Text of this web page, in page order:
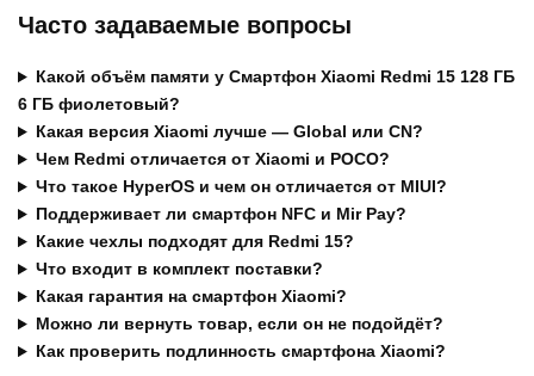
Часто задаваемые вопросы
Какой объём памяти у Смартфон Xiaomi Redmi 15 128 ГБ
6 ГБ фиолетовый?
Какая версия Xiaomi лучше — Global или CN?
Чем Redmi отличается от Xiaomi и POCO?
Что такое HyperOS и чем он отличается от MIUI?
Поддерживает ли смартфон NFC и Mir Pay?
Какие чехлы подходят для Redmi 15?
Что входит в комплект поставки?
Какая гарантия на смартфон Xiaomi?
Можно ли вернуть товар, если он не подойдёт?
Как проверить подлинность смартфона Xiaomi?